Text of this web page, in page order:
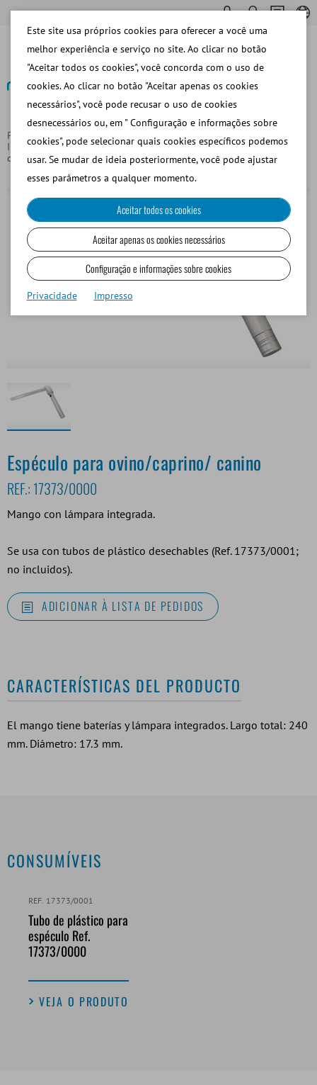
Página principal
Pequeños Rumiantes y Camélidos
Inseminación y Diagnóstico
Espéculo para ovino/caprino/
canino
Voltar
Espéculo para ovino/caprino/ canino
REF.: 17373/0000
Mango con lámpara integrada.
Se usa con tubos de plástico desechables (Ref. 17373/0001;
no incluidos).
ADICIONAR À LISTA DE PEDIDOS
CARACTERÍSTICAS DEL PRODUCTO
El mango tiene baterías y lámpara integrados. Largo total: 240
mm. Diámetro: 17.3 mm.
CONSUMÍVEIS
REF. 17373/0001
Tubo de plástico para
espéculo Ref.
17373/0000
VEJA O PRODUTO
Este site usa próprios cookies para oferecer a você uma
melhor experiência e serviço no site. Ao clicar no botão
"Aceitar todos os cookies", você concorda com o uso de
cookies. Ao clicar no botão "Aceitar apenas os cookies
necessários", você pode recusar o uso de cookies
desnecessários ou, em " Configuração e informações sobre
cookies", pode selecionar quais cookies específicos podemos
usar. Se mudar de ideia posteriormente, você pode ajustar
esses parâmetros a qualquer momento.
Aceitar todos os cookies
Aceitar apenas os cookies necessários
Configuração e informações sobre cookies
Privacidade Impresso